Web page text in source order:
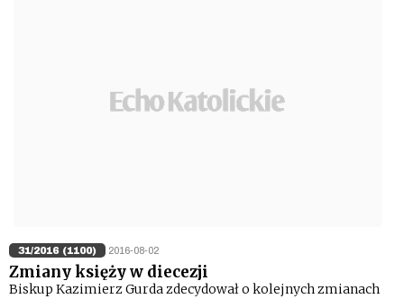
31/2016 (1100) 2016-08-02
Zmiany księży w diecezji
Biskup Kazimierz Gurda zdecydował o kolejnych zmianach